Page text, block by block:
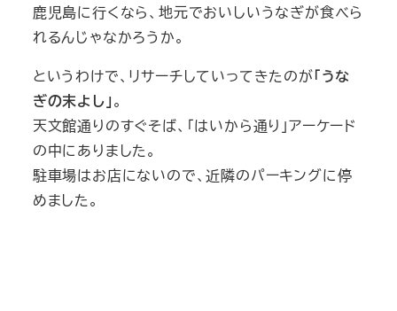
鹿児島に行くなら、地元でおいしいうなぎが食べら
れるんじゃなかろうか。
というわけで、リサーチしていってきたのが「うな
ぎの末よし」。
天文館通りのすぐそば、「はいから通り」アーケード
の中にありました。
駐車場はお店にないので、近隣のパーキングに停
めました。